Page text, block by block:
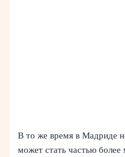
В то же время в Мадриде
может стать частью